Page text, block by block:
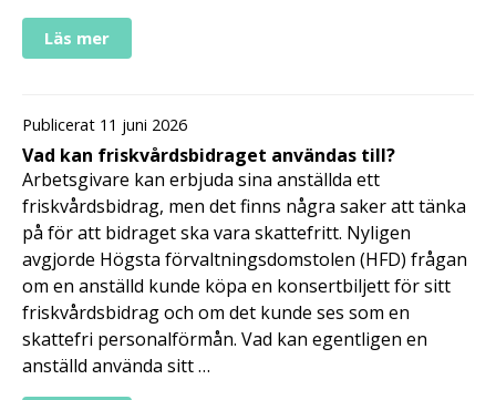
Läs mer
Publicerat 11 juni 2026
Vad kan friskvårdsbidraget användas till?
Arbetsgivare kan erbjuda sina anställda ett
friskvårdsbidrag, men det finns några saker att tänka
på för att bidraget ska vara skattefritt. Nyligen
avgjorde Högsta förvaltningsdomstolen (HFD) frågan
om en anställd kunde köpa en konsertbiljett för sitt
friskvårdsbidrag och om det kunde ses som en
skattefri personalförmån. Vad kan egentligen en
anställd använda sitt …